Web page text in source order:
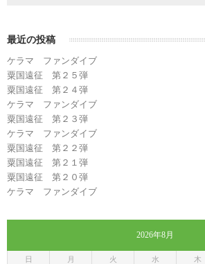
最近の投稿
ケラマ ファンダイブ
粟国遠征 第２５弾
粟国遠征 第２４弾
ケラマ ファンダイブ
粟国遠征 第２３弾
ケラマ ファンダイブ
粟国遠征 第２２弾
粟国遠征 第２１弾
粟国遠征 第２０弾
ケラマ ファンダイブ
2026年8月
日 月 火 水 木